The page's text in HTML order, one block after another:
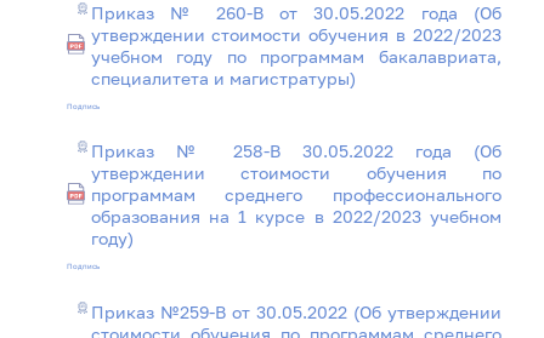
Приказ № 260-В от 30.05.2022 года (Об
утверждении стоимости обучения в 2022/2023
учебном году по программам бакалавриата,
специалитета и магистратуры)
Подпись
Приказ № 258-В 30.05.2022 года (Об
утверждении стоимости обучения по
программам среднего профессионального
образования на 1 курсе в 2022/2023 учебном
году)
Подпись
Приказ №259-В от 30.05.2022 (Об утверждении
стоимости обучения по программам среднего